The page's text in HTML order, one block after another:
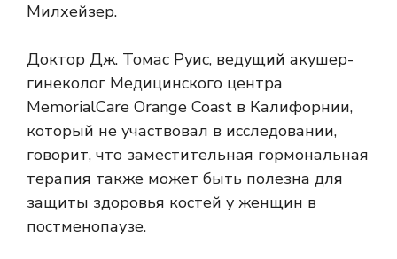
Милхейзер.
Доктор Дж. Томас Руис, ведущий акушер-
гинеколог Медицинского центра
MemorialCare Orange Coast в Калифорнии,
который не участвовал в исследовании,
говорит, что заместительная гормональная
терапия также может быть полезна для
защиты здоровья костей у женщин в
постменопаузе.